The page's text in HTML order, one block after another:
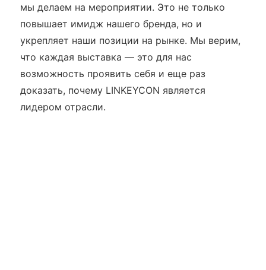
мы делаем на мероприятии. Это не только
повышает имидж нашего бренда, но и
укрепляет наши позиции на рынке. Мы верим,
что каждая выставка — это для нас
возможность проявить себя и еще раз
доказать, почему LINKEYCON является
лидером отрасли.